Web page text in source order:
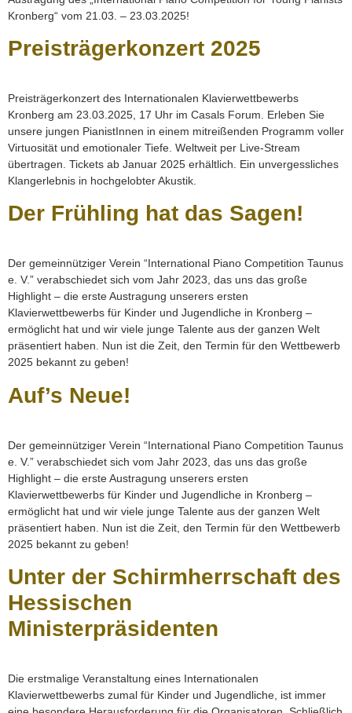
Kronberg“ vom 21.03. – 23.03.2025!
Preisträgerkonzert 2025
Preisträgerkonzert des Internationalen Klavierwettbewerbs
Kronberg am 23.03.2025, 17 Uhr im Casals Forum. Erleben Sie
unsere jungen PianistInnen in einem mitreißenden Programm voller
Virtuosität und emotionaler Tiefe. Weltweit per Live-Stream
übertragen. Tickets ab Januar 2025 erhältlich. Ein unvergessliches
Klangerlebnis in hochgelobter Akustik.
Der Frühling hat das Sagen!
Der gemeinnütziger Verein “International Piano Competition Taunus
e. V.” verabschiedet sich vom Jahr 2023, das uns das große
Highlight – die erste Austragung unserers ersten
Klavierwettbewerbs für Kinder und Jugendliche in Kronberg –
ermöglicht hat und wir viele junge Talente aus der ganzen Welt
präsentiert haben. Nun ist die Zeit, den Termin für den Wettbewerb
2025 bekannt zu geben!
Auf’s Neue!
Der gemeinnütziger Verein “International Piano Competition Taunus
e. V.” verabschiedet sich vom Jahr 2023, das uns das große
Highlight – die erste Austragung unserers ersten
Klavierwettbewerbs für Kinder und Jugendliche in Kronberg –
ermöglicht hat und wir viele junge Talente aus der ganzen Welt
präsentiert haben. Nun ist die Zeit, den Termin für den Wettbewerb
2025 bekannt zu geben!
Unter der Schirmherrschaft des
Hessischen
Ministerpräsidenten
Die erstmalige Veranstaltung eines Internationalen
Klavierwettbewerbs zumal für Kinder und Jugendliche, ist immer